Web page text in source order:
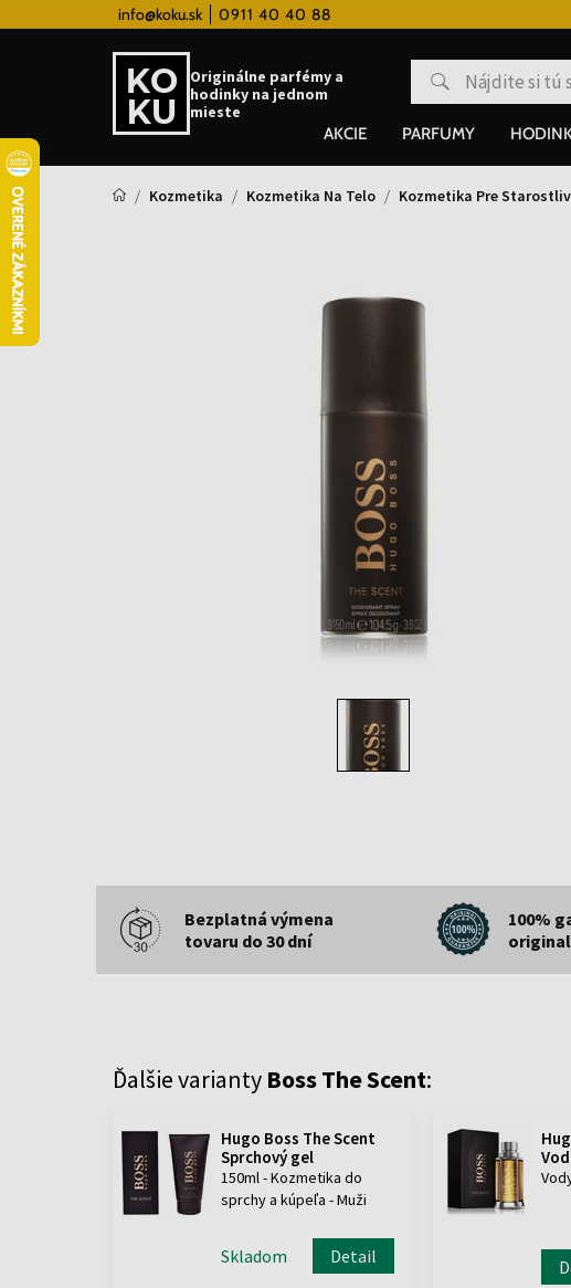
info@koku.sk 0911 40 40 88Vernostný systém
Originálne parfémy a
hodinky na jednom
mieste
AKCIE PARFUMY
Kozmetika Kozmetika Na Telo Kozmetika Pre
Bezplatná výmena
tovaru do 30 dní
100%
Ďalšie varianty Boss The Scent:
Hugo Boss The Scent
Sprchový gel
150ml - Kozmetika do
sprchy a kúpeľa - Muži
Skladom Detail